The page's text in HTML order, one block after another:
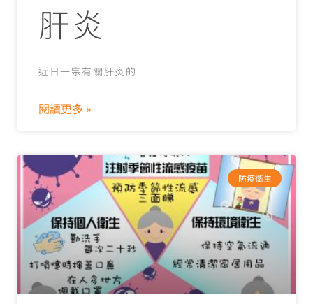
肝炎
近日一宗有關肝炎的
閱讀更多 »
防疫衛生